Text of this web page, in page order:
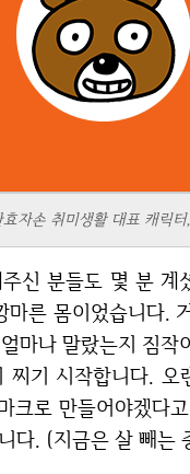
효자손 취미생활 대표 캐릭
른 몸이었습니다.
마나 말랐는지 짐
찌기 시작합니다.
로 만들어야겠다
다. (지금은 살 빼는